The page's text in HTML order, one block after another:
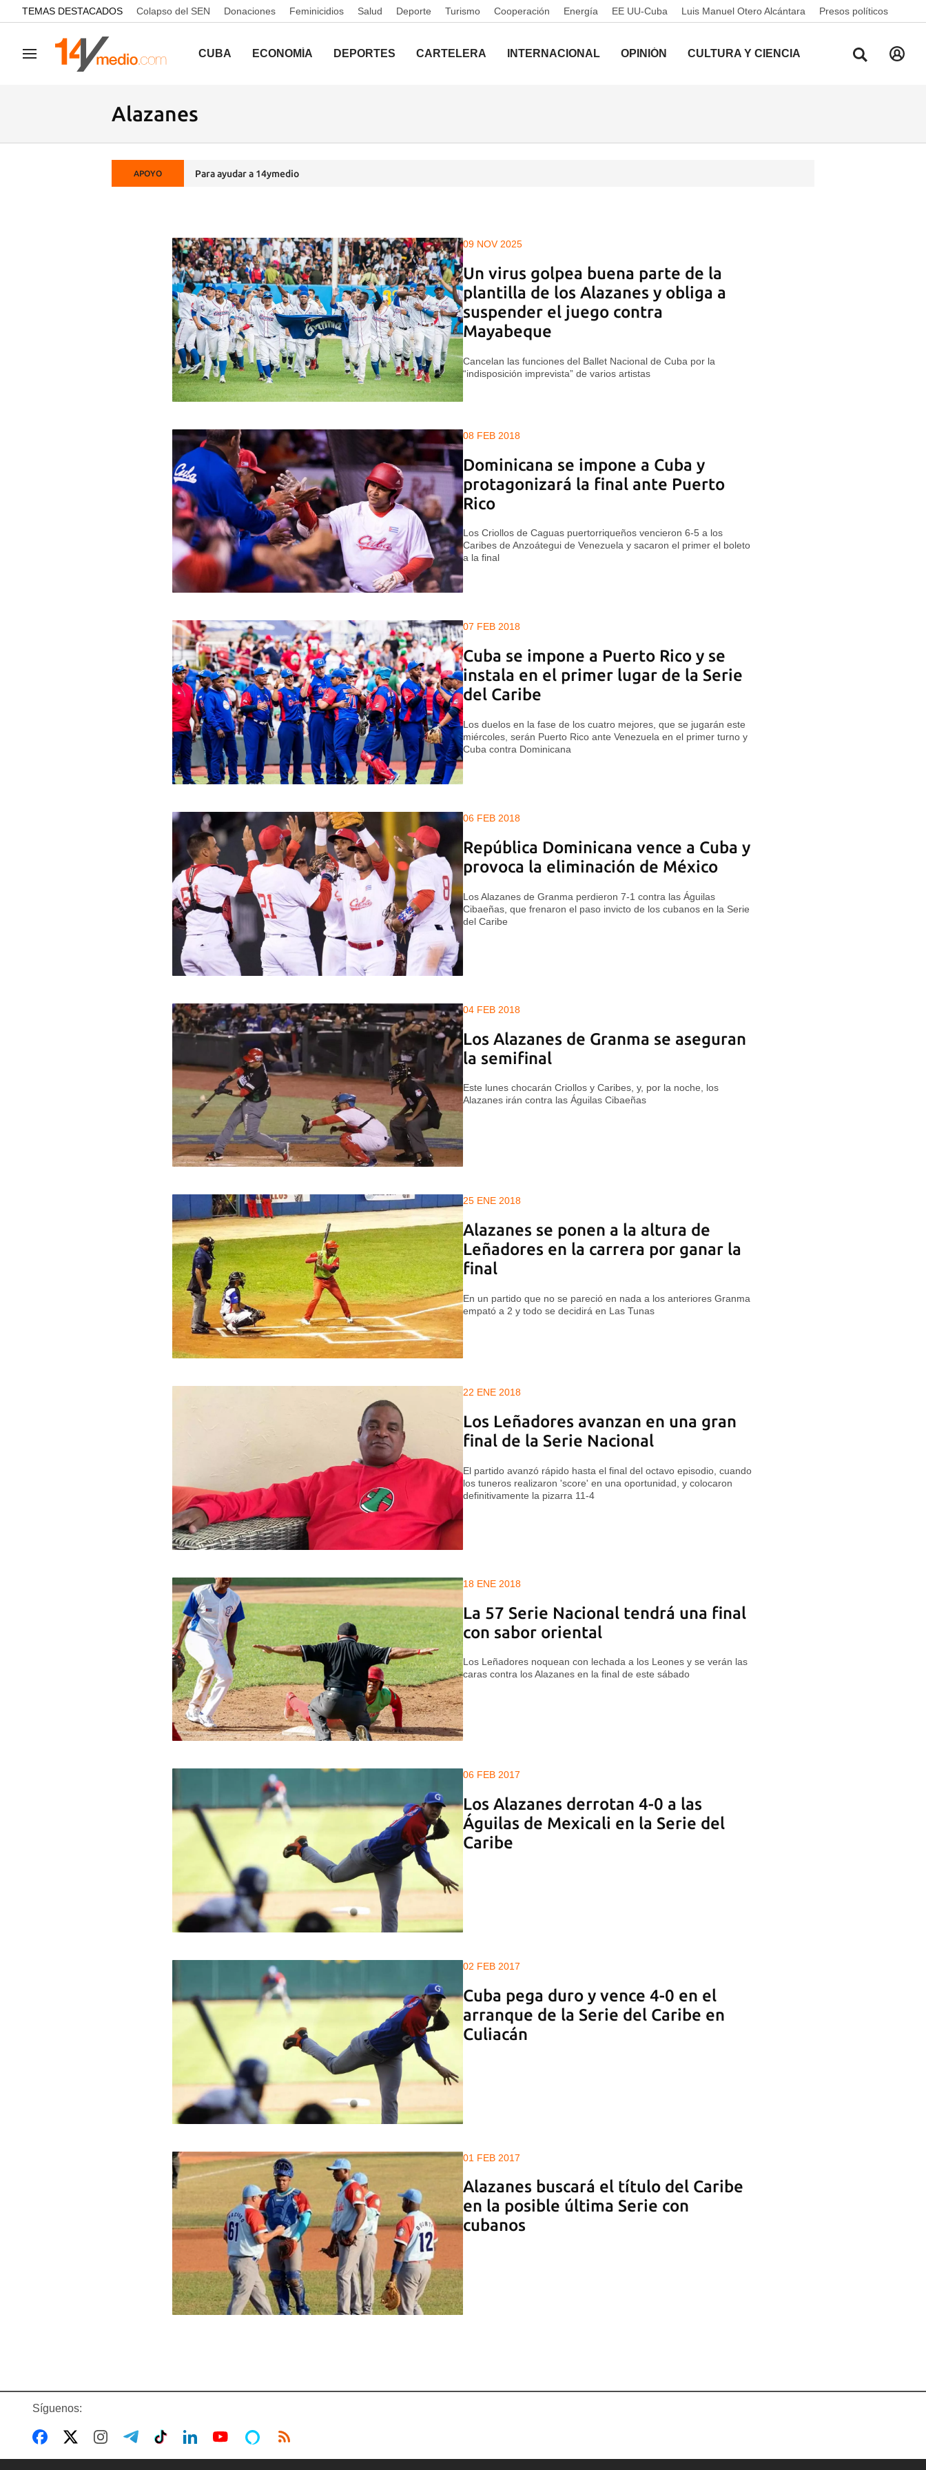
common.go-to-content
TEMAS DESTACADOS Colapso del SEN Donaciones Feminicidios Salud Deporte Turismo Cooperación Energía EE UU-Cuba Luis Manuel Otero Alcántara Presos políticos
Navegación CUBA ECONOMÍA DEPORTES CARTELERA INTERNACIONAL OPINIÓN CULTURA Y CIENCIA
Alazanes
APOYO Para ayudar a 14ymedio
09 NOV 2025
Un virus golpea buena parte de la
plantilla de los Alazanes y obliga a
suspender el juego contra
Mayabeque
Cancelan las funciones del Ballet Nacional de Cuba por la
“indisposición imprevista” de varios artistas
08 FEB 2018
Dominicana se impone a Cuba y
protagonizará la final ante Puerto
Rico
Los Criollos de Caguas puertorriqueños vencieron 6-5 a los
Caribes de Anzoátegui de Venezuela y sacaron el primer el boleto
a la final
07 FEB 2018
Cuba se impone a Puerto Rico y se
instala en el primer lugar de la Serie
del Caribe
Los duelos en la fase de los cuatro mejores, que se jugarán este
miércoles, serán Puerto Rico ante Venezuela en el primer turno y
Cuba contra Dominicana
06 FEB 2018
República Dominicana vence a Cuba y
provoca la eliminación de México
Los Alazanes de Granma perdieron 7-1 contra las Águilas
Cibaeñas, que frenaron el paso invicto de los cubanos en la Serie
del Caribe
04 FEB 2018
Los Alazanes de Granma se aseguran
la semifinal
Este lunes chocarán Criollos y Caribes, y, por la noche, los
Alazanes irán contra las Águilas Cibaeñas
25 ENE 2018
Alazanes se ponen a la altura de
Leñadores en la carrera por ganar la
final
En un partido que no se pareció en nada a los anteriores Granma
empató a 2 y todo se decidirá en Las Tunas
22 ENE 2018
Los Leñadores avanzan en una gran
final de la Serie Nacional
El partido avanzó rápido hasta el final del octavo episodio, cuando
los tuneros realizaron 'score' en una oportunidad, y colocaron
definitivamente la pizarra 11-4
18 ENE 2018
La 57 Serie Nacional tendrá una final
con sabor oriental
Los Leñadores noquean con lechada a los Leones y se verán las
caras contra los Alazanes en la final de este sábado
06 FEB 2017
Los Alazanes derrotan 4-0 a las
Águilas de Mexicali en la Serie del
Caribe
02 FEB 2017
Cuba pega duro y vence 4-0 en el
arranque de la Serie del Caribe en
Culiacán
01 FEB 2017
Alazanes buscará el título del Caribe
en la posible última Serie con
cubanos
Síguenos: